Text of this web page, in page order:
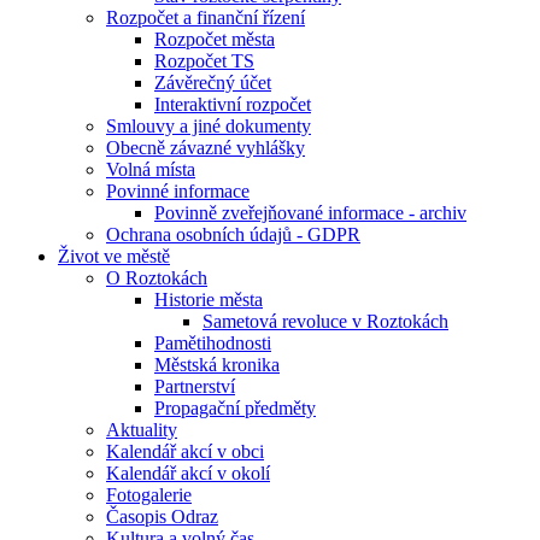
Rozpočet a finanční řízení
Rozpočet města
Rozpočet TS
Závěrečný účet
Interaktivní rozpočet
Smlouvy a jiné dokumenty
Obecně závazné vyhlášky
Volná místa
Povinné informace
Povinně zveřejňované informace - archiv
Ochrana osobních údajů - GDPR
Život ve městě
O Roztokách
Historie města
Sametová revoluce v Roztokách
Pamětihodnosti
Městská kronika
Partnerství
Propagační předměty
Aktuality
Kalendář akcí v obci
Kalendář akcí v okolí
Fotogalerie
Časopis Odraz